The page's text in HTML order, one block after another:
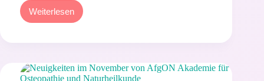
Weiterlesen
Dezember
–
Monat
Stärke,
Wärme